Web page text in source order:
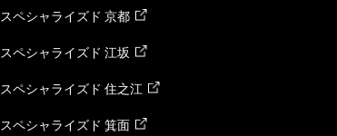
スペシャライズド 京都
スペシャライズド 江坂
スペシャライズド 住之江
スペシャライズド 箕面